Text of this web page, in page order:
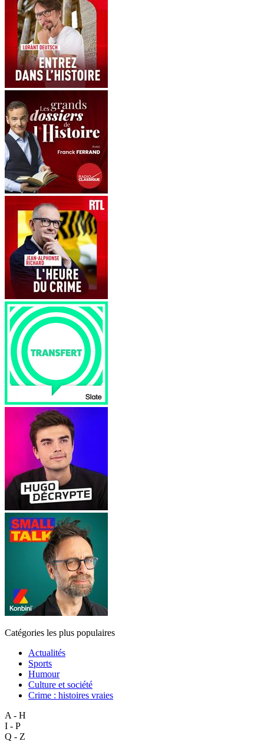
Catégories les plus populaires
Actualités
Sports
Humour
Culture et société
Crime : histoires vraies
A - H
I - P
Q - Z